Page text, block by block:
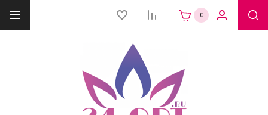
0